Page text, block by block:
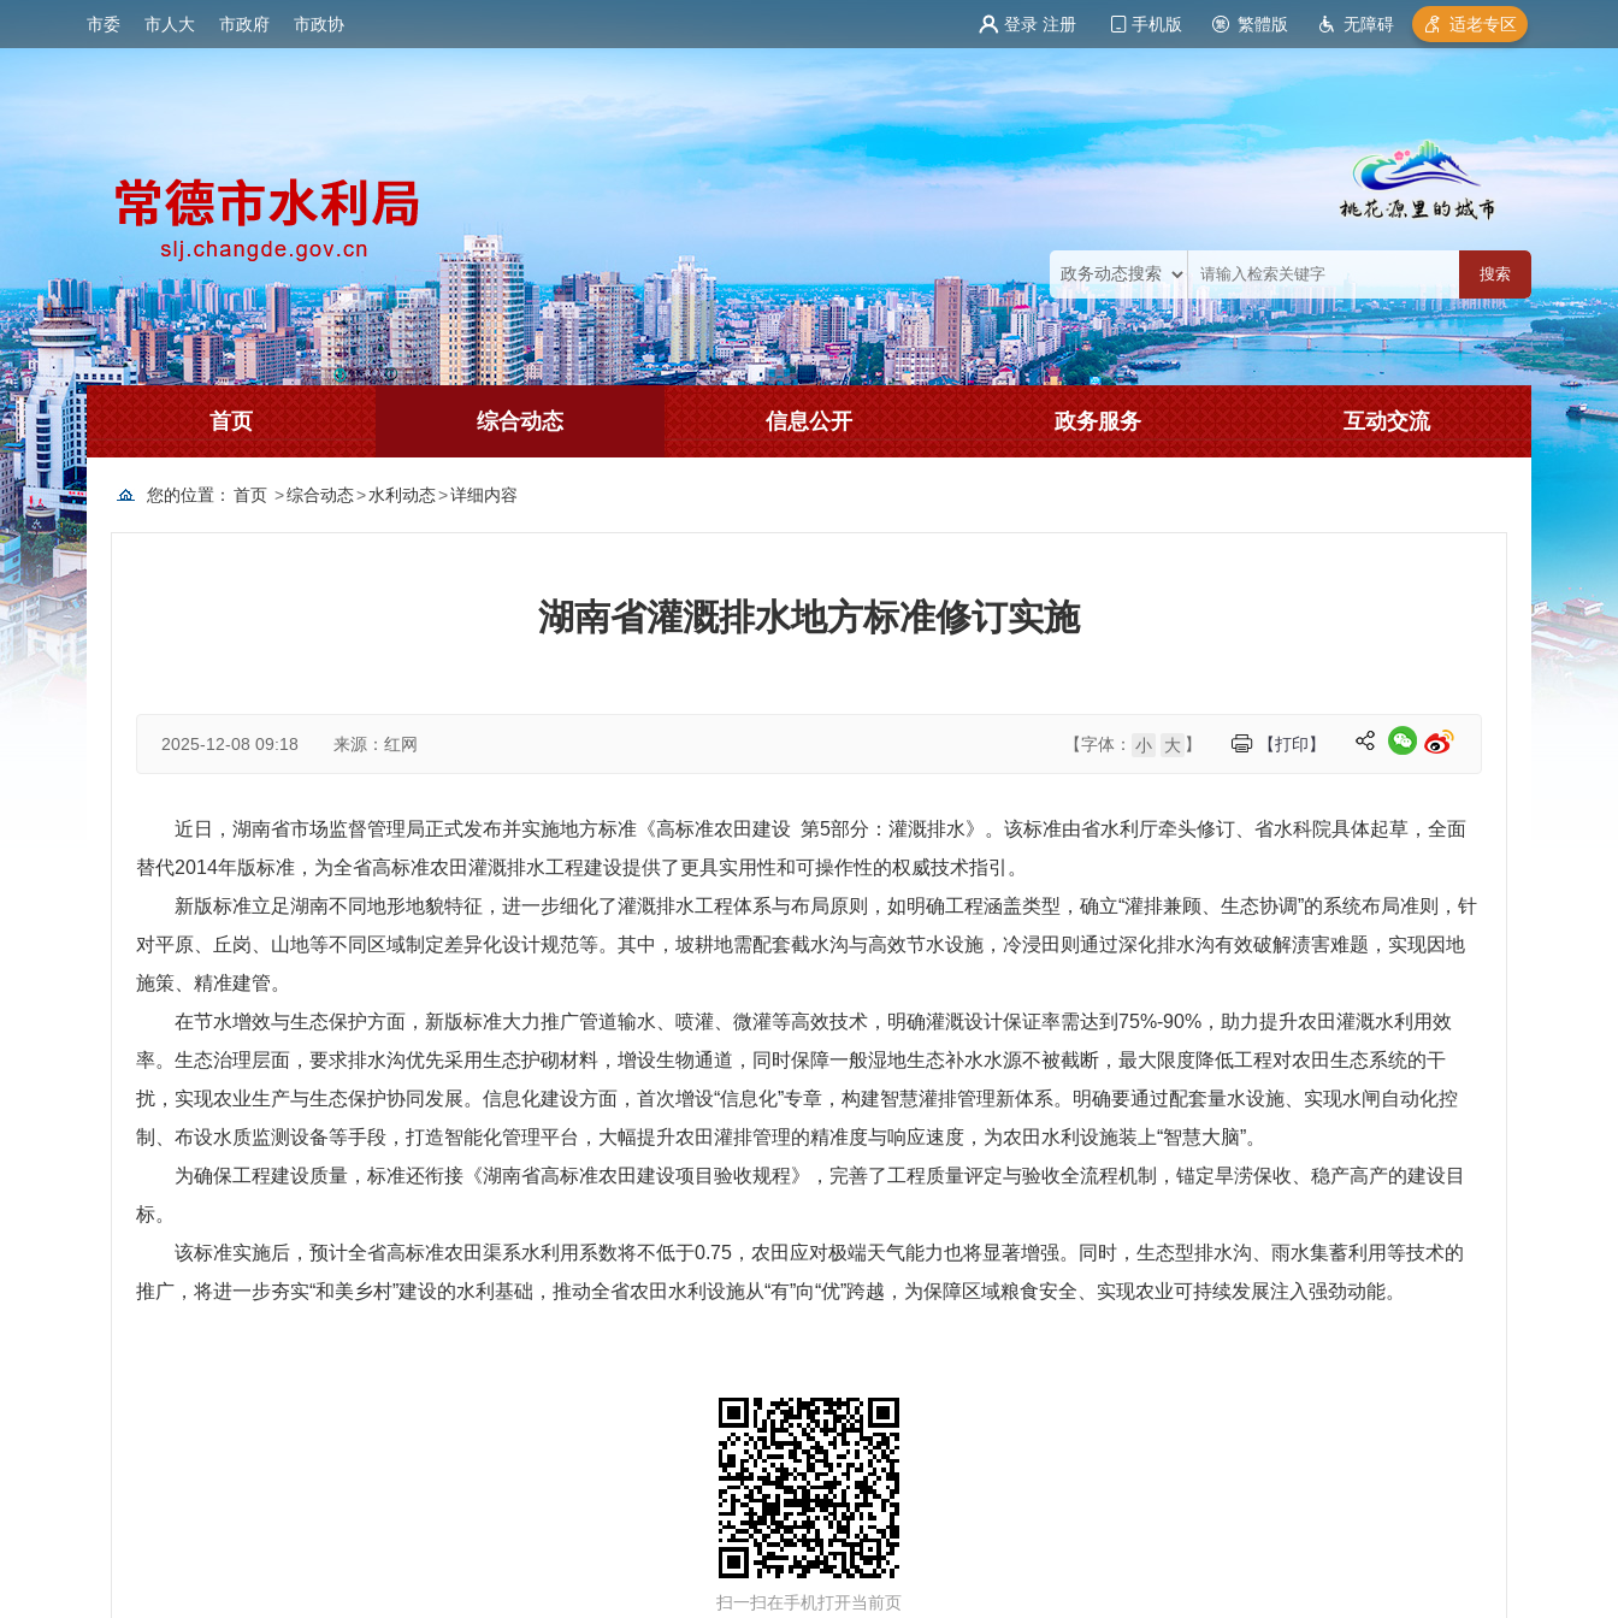
市委 市人大 市政府 市政协 登录 注册 手机版 繁體版 无障碍 适老专区
首页 综合动态 信息公开 政务服务 互动交流
您的位置： 首页 >综合动态>水利动态>详细内容
湖南省灌溉排水地方标准修订实施
2025-12-08 09:18 来源：红网 【打印】
【字体： 小 大 】
近日，湖南省市场监督管理局正式发布并实施地方标准《高标准农田建设 第5部分：灌溉排水》。该标准由省水利厅牵头修订、省水科院具体起草，全面
替代2014年版标准，为全省高标准农田灌溉排水工程建设提供了更具实用性和可操作性的权威技术指引。
新版标准立足湖南不同地形地貌特征，进一步细化了灌溉排水工程体系与布局原则，如明确工程涵盖类型，确立“灌排兼顾、生态协调”的系统布局准则，针
对平原、丘岗、山地等不同区域制定差异化设计规范等。其中，坡耕地需配套截水沟与高效节水设施，冷浸田则通过深化排水沟有效破解渍害难题，实现因地
施策、精准建管。
在节水增效与生态保护方面，新版标准大力推广管道输水、喷灌、微灌等高效技术，明确灌溉设计保证率需达到75%-90%，助力提升农田灌溉水利用效
率。生态治理层面，要求排水沟优先采用生态护砌材料，增设生物通道，同时保障一般湿地生态补水水源不被截断，最大限度降低工程对农田生态系统的干
扰，实现农业生产与生态保护协同发展。信息化建设方面，首次增设“信息化”专章，构建智慧灌排管理新体系。明确要通过配套量水设施、实现水闸自动化控
制、布设水质监测设备等手段，打造智能化管理平台，大幅提升农田灌排管理的精准度与响应速度，为农田水利设施装上“智慧大脑”。
为确保工程建设质量，标准还衔接《湖南省高标准农田建设项目验收规程》，完善了工程质量评定与验收全流程机制，锚定旱涝保收、稳产高产的建设目
标。
该标准实施后，预计全省高标准农田渠系水利用系数将不低于0.75，农田应对极端天气能力也将显著增强。同时，生态型排水沟、雨水集蓄利用等技术的
推广，将进一步夯实“和美乡村”建设的水利基础，推动全省农田水利设施从“有”向“优”跨越，为保障区域粮食安全、实现农业可持续发展注入强劲动能。
扫一扫在手机打开当前页